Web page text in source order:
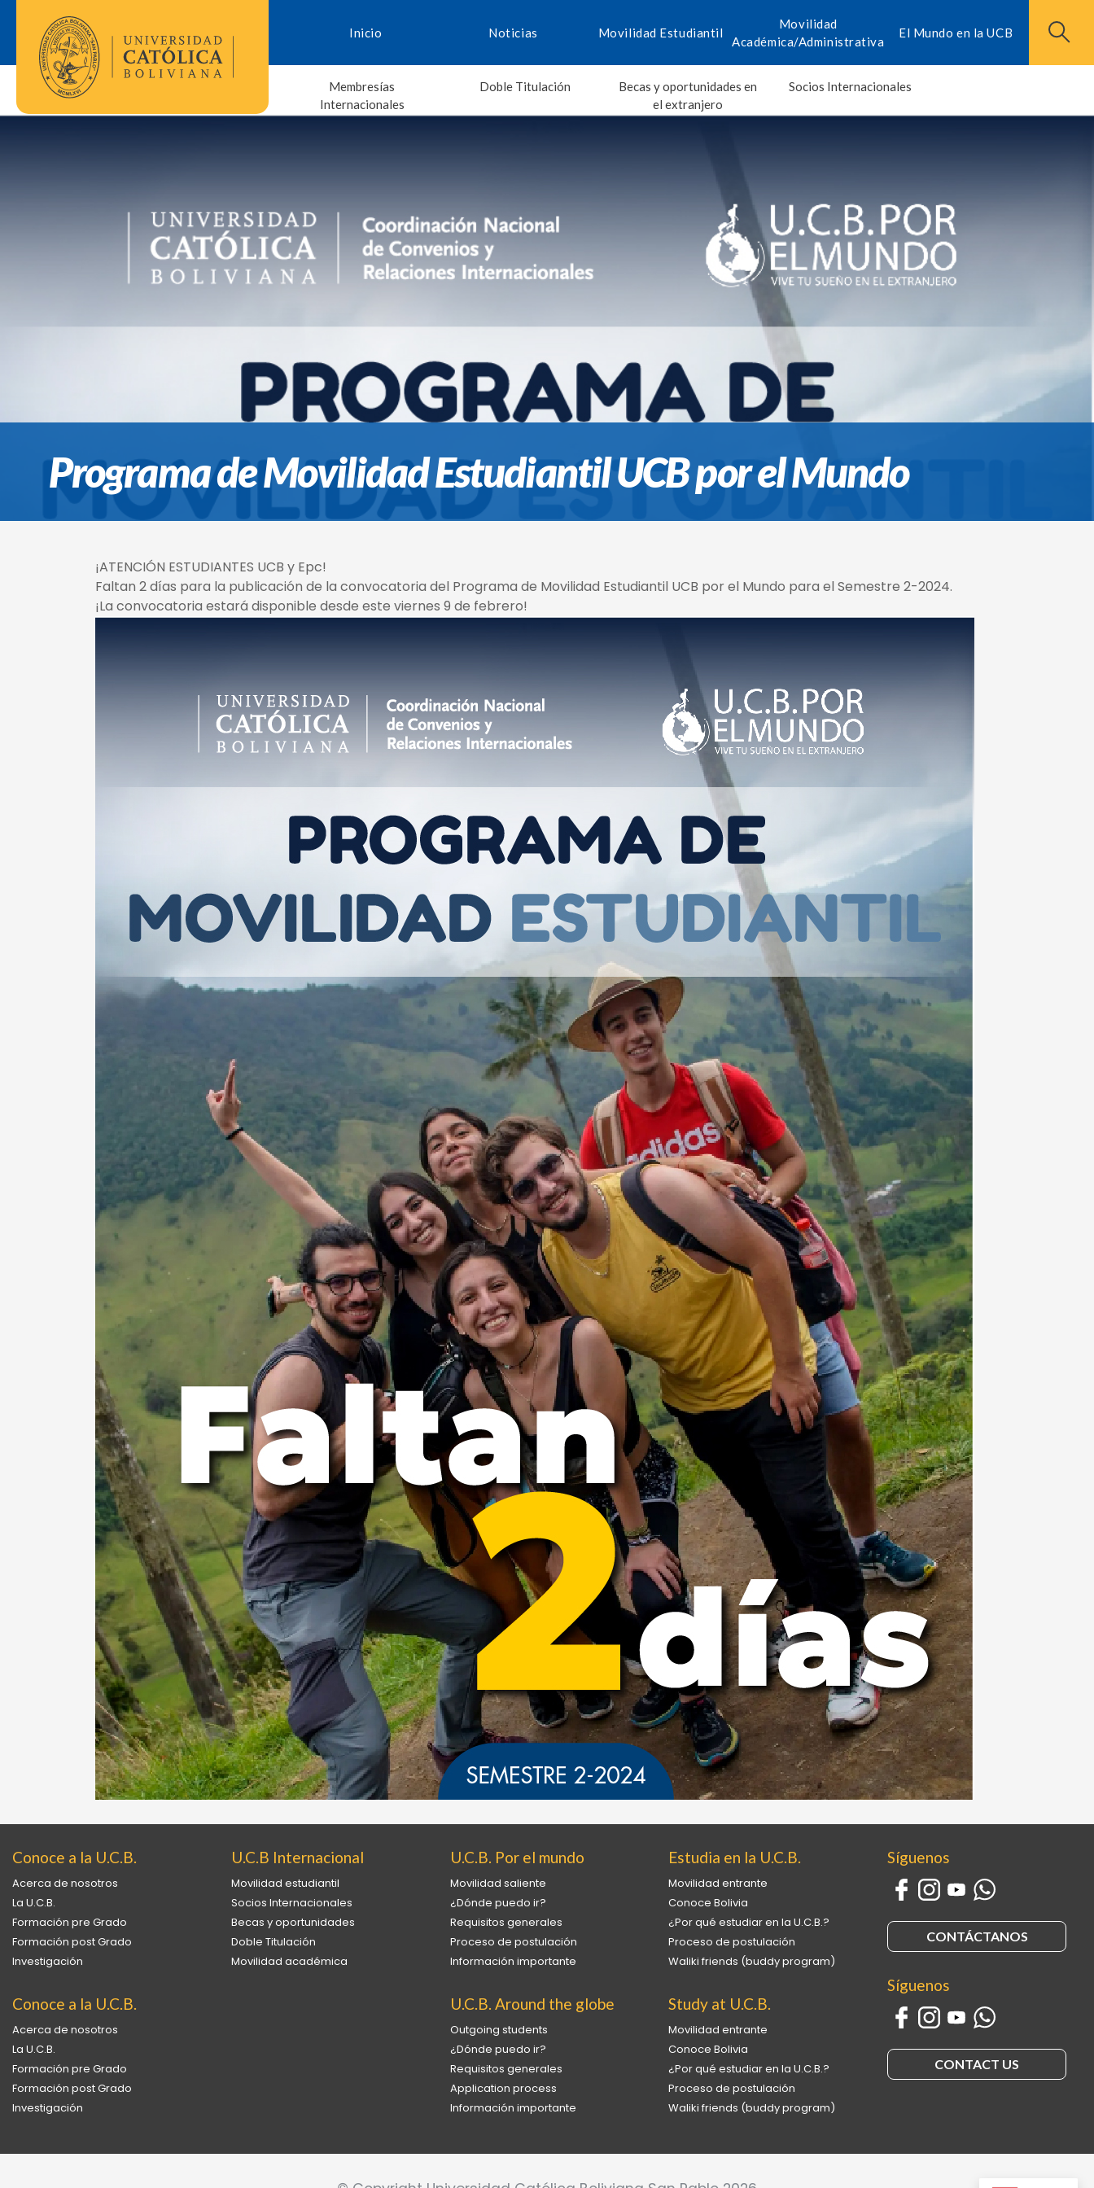
Inicio Noticias Movilidad Estudiantil
Movilidad
Académica/Administrativa
El Mundo en la UCB
Membresías
Internacionales
Doble Titulación
Becas y oportunidades en
el extranjero
Socios Internacionales
Programa de Movilidad Estudiantil UCB por el Mundo
¡ATENCIÓN ESTUDIANTES UCB y Epc!
Faltan 2 días para la publicación de la convocatoria del Programa de Movilidad Estudiantil UCB por el Mundo para el Semestre 2-2024.
¡La convocatoria estará disponible desde este viernes 9 de febrero!
Conoce a la U.C.B.
Acerca de nosotros
La U.C.B.
Formación pre Grado
Formación post Grado
Investigación
Conoce a la U.C.B.
Acerca de nosotros
La U.C.B.
Formación pre Grado
Formación post Grado
Investigación
U.C.B Internacional
Movilidad estudiantil
Socios Internacionales
Becas y oportunidades
Doble Titulación
Movilidad académica
U.C.B. Por el mundo
Movilidad saliente
¿Dónde puedo ir?
Requisitos generales
Proceso de postulación
Información importante
U.C.B. Around the globe
Outgoing students
¿Dónde puedo ir?
Requisitos generales
Application process
Información importante
Estudia en la U.C.B.
Movilidad entrante
Conoce Bolivia
¿Por qué estudiar en la U.C.B.?
Proceso de postulación
Waliki friends (buddy program)
Study at U.C.B.
Movilidad entrante
Conoce Bolivia
¿Por qué estudiar en la U.C.B.?
Proceso de postulación
Waliki friends (buddy program)
Síguenos
CONTÁCTANOS
Síguenos
CONTACT US